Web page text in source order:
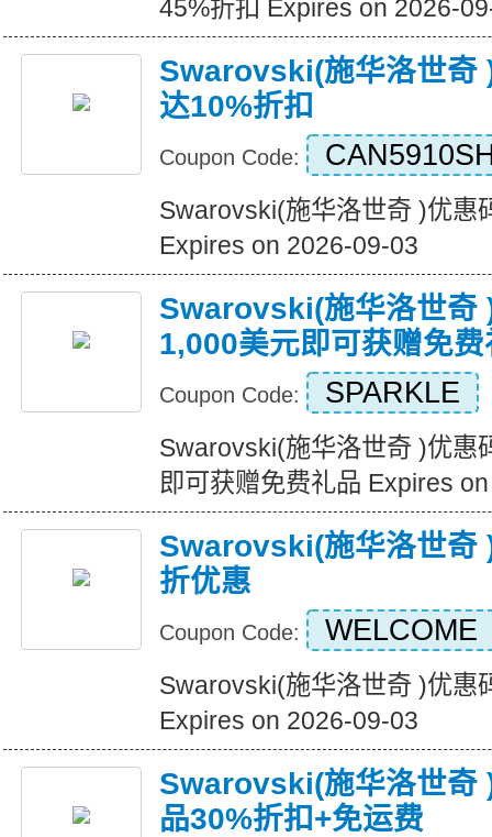
45%折扣 Expires on 2026-
Swarovski(施华洛世奇
达10%折扣
Coupon Code:
Swarovski(施华洛世奇 )优惠
Expires on 2026-09-03
Swarovski(施华洛世奇
1,000美元即可获赠免费
Coupon Code: SPARKLE
Swarovski(施华洛世奇 )优惠
即可获赠免费礼品 Expires
Swarovski(施华洛世奇
折优惠
Coupon Code: WELCOME
Swarovski(施华洛世奇 )优惠
Expires on 2026-09-03
Swarovski(施华洛世奇
品30%折扣+免运费